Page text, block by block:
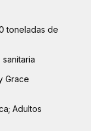
toneladas de
Grace
Adultos